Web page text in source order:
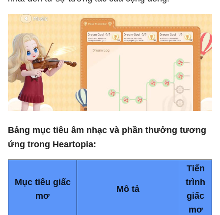
Bảng mục tiêu âm nhạc và phần thưởng tương
ứng trong Heartopia:
Mục tiêu giấc
mơ
Mô tả
Tiến
trình
giấc
mơ